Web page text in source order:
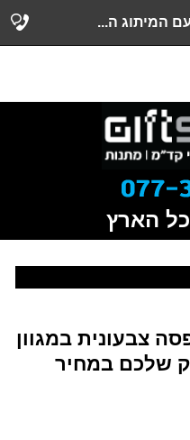
צל, וילון לרכב, עיצוב
ספל, מגבת, כובע, בנדנה,
המיתוג ה...
הארץ
צבעונית במגוון
שלכם במחיר